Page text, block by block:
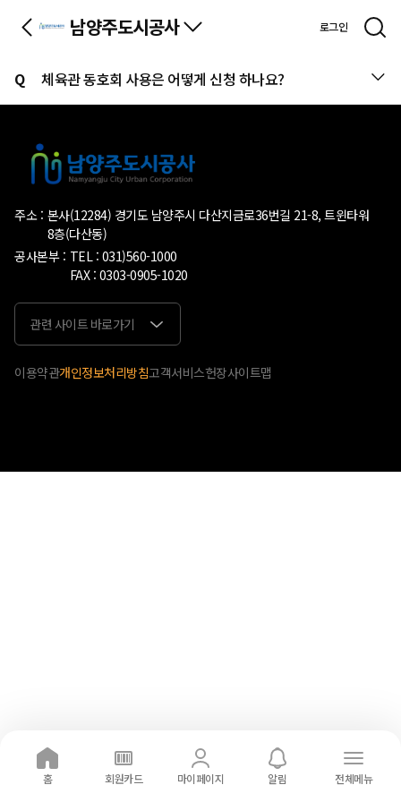
남양주도시공사 로그인
홈 회원카드 마이페이지 알림 전체메뉴
Q 체육관 동호회 사용은 어떻게 신청 하나요?
주소 본사(12284) 경기도 남양주시 다산지금로36번길 21-8, 트윈타워
8층(다산동)
공사본부
TEL : 031)560-1000
FAX : 0303-0905-1020
이용약관개인정보처리방침고객서비스헌장사이트맵